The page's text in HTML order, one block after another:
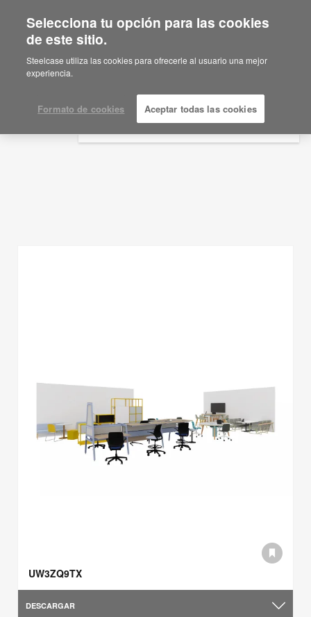
Are you in United States?
Would you like to see Products we sell in
your region?
English
Español
Ideas de planificación
UW3ZQ9TX
DESCARGAR
Selecciona tu opción para las cookies
de este sitio.
Steelcase utiliza las cookies para ofrecerle al usuario una mejor
experiencia.
Formato de cookies Aceptar todas las cookies